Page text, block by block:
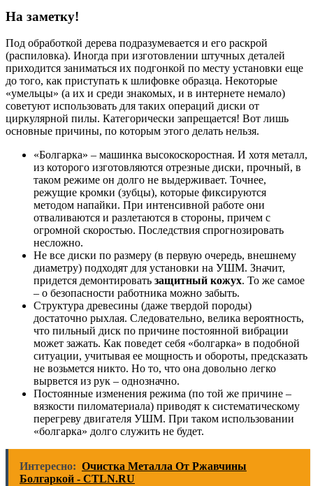
На заметку!
Под обработкой дерева подразумевается и его раскрой
(распиловка). Иногда при изготовлении штучных деталей
приходится заниматься их подгонкой по месту установки еще
до того, как приступать к шлифовке образца. Некоторые
«умельцы» (а их и среди знакомых, и в интернете немало)
советуют использовать для таких операций диски от
циркулярной пилы. Категорически запрещается! Вот лишь
основные причины, по которым этого делать нельзя.
«Болгарка» – машинка высокоскоростная. И хотя металл,
из которого изготовляются отрезные диски, прочный, в
таком режиме он долго не выдерживает. Точнее,
режущие кромки (зубцы), которые фиксируются
методом напайки. При интенсивной работе они
отваливаются и разлетаются в стороны, причем с
огромной скоростью. Последствия спрогнозировать
несложно.
Не все диски по размеру (в первую очередь, внешнему
диаметру) подходят для установки на УШМ. Значит,
придется демонтировать защитный кожух. То же самое
– о безопасности работника можно забыть.
Структура древесины (даже твердой породы)
достаточно рыхлая. Следовательно, велика вероятность,
что пильный диск по причине постоянной вибрации
может зажать. Как поведет себя «болгарка» в подобной
ситуации, учитывая ее мощность и обороты, предсказать
не возьмется никто. Но то, что она довольно легко
вырвется из рук – однозначно.
Постоянные изменения режима (по той же причине –
вязкости пиломатериала) приводят к систематическому
перегреву двигателя УШМ. При таком использовании
«болгарка» долго служить не будет.
Интересно: Очистка Металла От Ржавчины
Болгаркой - CTLN.RU